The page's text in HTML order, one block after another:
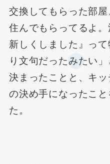
交換してもらった部
住んでもらってるよ
新しくしました』っ
り文句だったみたい
決まったことと、キ
の決め手になったこ
た。